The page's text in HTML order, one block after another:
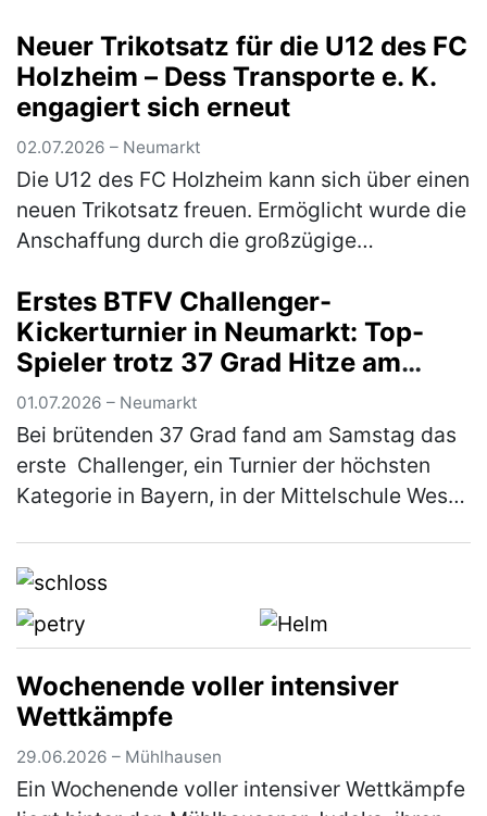
mit 1800 Startern aus 270 Vereinen gut
besu…(mehr)
Neuer Trikotsatz für die U12 des FC
Holzheim – Dess Transporte e. K.
engagiert sich erneut
02.07.2026 – Neumarkt
Die U12 des FC Holzheim kann sich über einen
neuen Trikotsatz freuen. Ermöglicht wurde die
Anschaffung durch die großzügige
Firma Dess Transporte e. K., die si…
Erstes BTFV Challenger-
Kickerturnier in Neumarkt: Top-
Spieler trotz 37 Grad Hitze am
Start
01.07.2026 – Neumarkt
Bei brütenden 37 Grad fand am Samstag das
erste Challenger, ein Turnier der höchsten
Kategorie in Bayern, in der Mittelschule West
Wochenende voller intensiver
Wettkämpfe
29.06.2026 – Mühlhausen
Ein Wochenende voller intensiver Wettkämpfe